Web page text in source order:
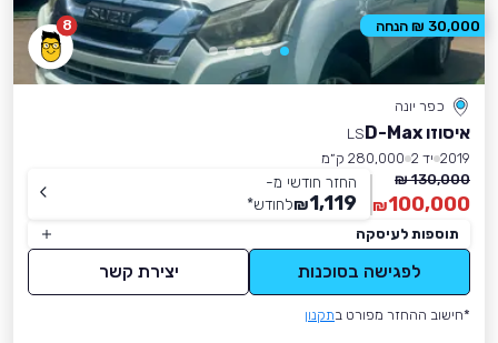
8
כפר יונה
איסוזו D-Max
LS
2019 יד 2
280,000 ק״מ
130,000 ₪
100,000
₪
החזר חודשי מ-
1,119
₪לחודש*
תוספות לעיסקה
לפגישה בסוכנות יצירת קשר
*חישוב ההחזר מפורט בתקנון
30,000 ₪ הנחה